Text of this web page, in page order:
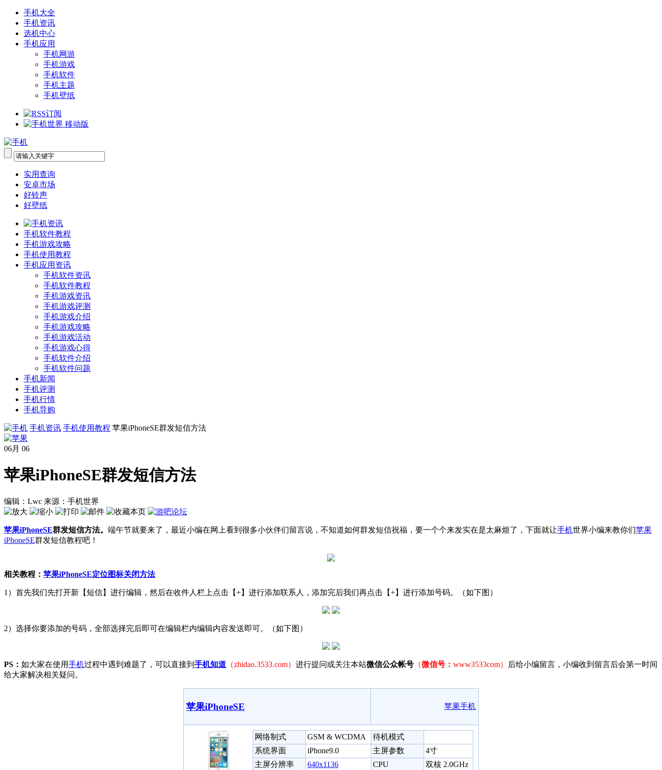
手机大全
手机资讯
选机中心
手机应用
手机网游
手机游戏
手机软件
手机主题
手机壁纸
实用查询
安卓市场
好铃声
好壁纸
手机软件教程
手机游戏攻略
手机使用教程
手机应用资讯
手机软件资讯
手机软件教程
手机游戏资讯
手机游戏评测
手机游戏介绍
手机游戏攻略
手机游戏活动
手机游戏心得
手机软件介绍
手机软件问题
手机新闻
手机评测
手机行情
手机导购
手机资讯 手机使用教程 苹果iPhoneSE群发短信方法
06月 06
苹果iPhoneSE群发短信方法
编辑：Lwc 来源：手机世界
苹果iPhoneSE群发短信方法。 端午节就要来了，最近小编在网上看到很多小伙伴们留言说，不知道如何群发短信祝福，要一个个来发实在是太麻烦了，下面就让手机世界小编来教你们苹果
iPhoneSE群发短信教程吧！
相关教程： 苹果iPhoneSE定位图标关闭方法
1）首先我们先打开新【短信】进行编辑，然后在收件人栏上点击【+】进行添加联系人，添加完后我们再点击【+】进行添加号码。（如下图）
2）选择你要添加的号码，全部选择完后即可在编辑栏内编辑内容发送即可。（如下图）
PS： 如大家在使用手机过程中遇到难题了，可以直接到 手机知道 （zhidao.3533.com） 进行提问或关注本站微信公众帐号 （微信号： www3533com）
后给小编留言，小编收到留言后会第一时间
给大家解决相关疑问。
苹果iPhoneSE 苹果手机
网络制式 GSM & WCDMA
待机模式
系统界面
iPhone9.0 主屏参数
4寸
主屏分辨率
640x1136 CPU 双核 2.0GHz